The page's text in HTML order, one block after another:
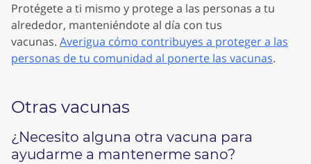
Protégete a ti mismo y protege a las personas a tu
alrededor, manteniéndote al día con tus
vacunas. Averigua cómo contribuyes a proteger a las
personas de tu comunidad al ponerte las vacunas.
Otras vacunas
¿Necesito alguna otra vacuna para
ayudarme a mantenerme sano?